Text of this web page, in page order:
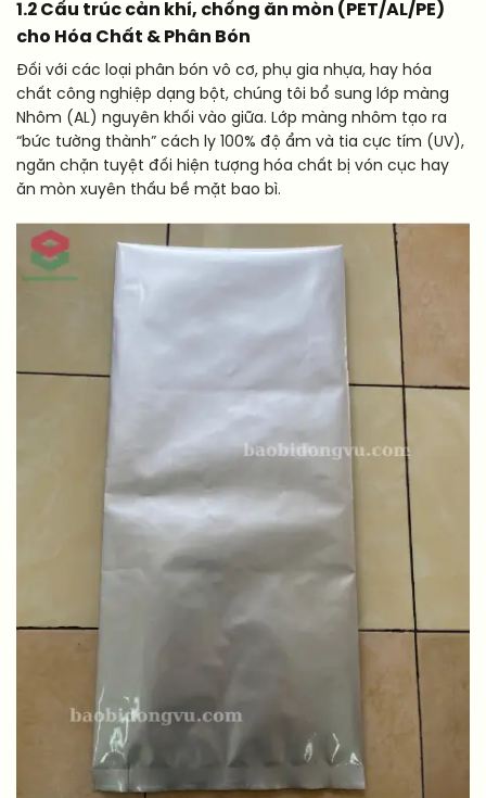
1.2 Cấu trúc cản khí, chống ăn mòn (PET/AL/PE)
cho Hóa Chất & Phân Bón
Đối với các loại phân bón vô cơ, phụ gia nhựa, hay hóa
chất công nghiệp dạng bột, chúng tôi bổ sung lớp màng
Nhôm (AL) nguyên khối vào giữa. Lớp màng nhôm tạo ra
“bức tường thành” cách ly 100% độ ẩm và tia cực tím (UV),
ngăn chặn tuyệt đối hiện tượng hóa chất bị vón cục hay
ăn mòn xuyên thấu bề mặt bao bì.